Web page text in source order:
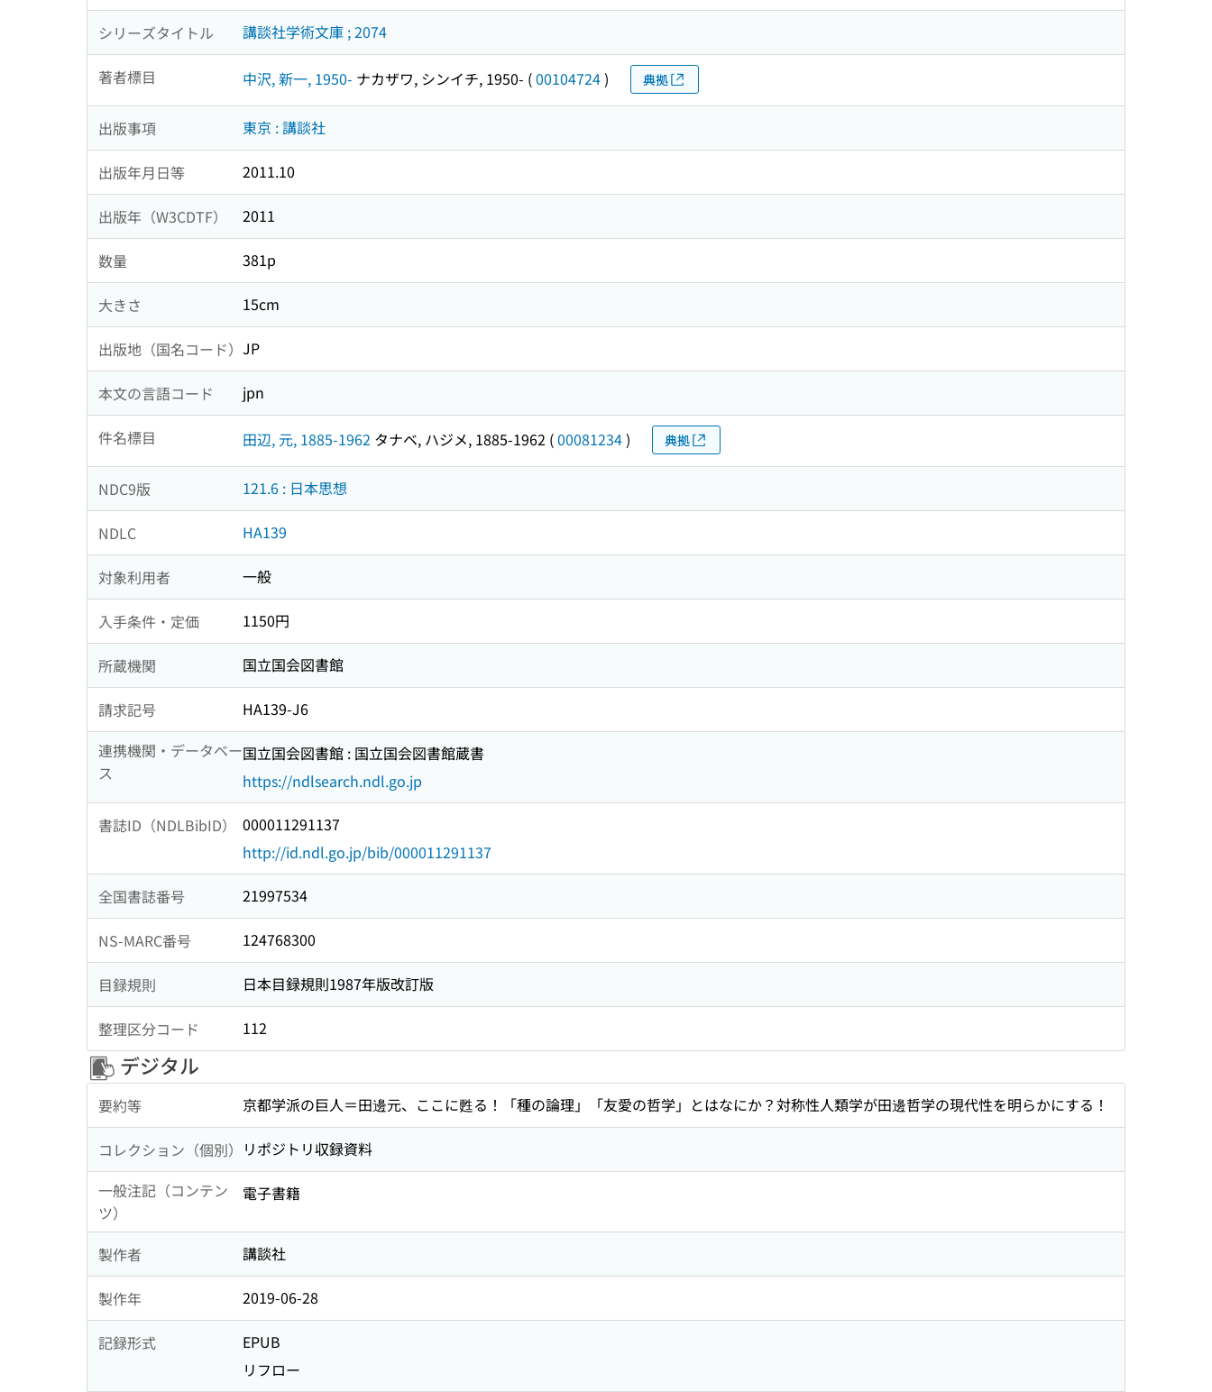
シリーズタイトル 講談社学術文庫 ; 2074
著者標目 中沢, 新一, 1950- ナカザワ, シンイチ, 1950- (00104724) 典拠
出版事項 東京 : 講談社
出版年月日等 2011.10
出版年（W3CDTF） 2011
数量 381p
大きさ 15cm
出版地（国名コード） JP
本文の言語コード jpn
件名標目 田辺, 元, 1885-1962 タナベ, ハジメ, 1885-1962 (00081234) 典拠
NDC9版 121.6 : 日本思想
NDLC HA139
対象利用者 一般
入手条件・定価 1150円
所蔵機関 国立国会図書館
請求記号
HA139-J6
連携機関・データベー
ス
国立国会図書館 : 国立国会図書館蔵書
https://ndlsearch.ndl.go.jp
書誌ID（NDLBibID）
000011291137
http://id.ndl.go.jp/bib/000011291137
全国書誌番号 21997534
NS-MARC番号 124768300
目録規則 日本目録規則1987年版改訂版
整理区分コード 112
デジタル
要約等 京都学派の巨人＝田邊元、ここに甦る！「種の論理」「友愛の哲学」とはなにか？対称性人類学が田邊哲学の現代性を明らかにする！
コレクション（個別） リポジトリ収録資料
一般注記（コンテン
ツ）
電子書籍
製作者 講談社
製作年 2019-06-28
記録形式
EPUB
リフロー